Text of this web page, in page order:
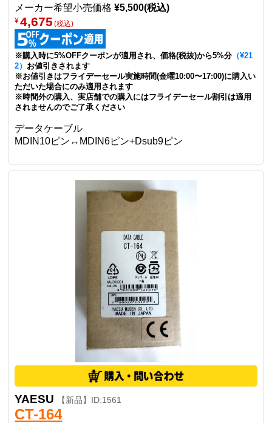
メーカー希望小売価格¥5,500(税込)
¥4,675 (税込)
※購入時に5%OFFクーポンが適用され、価格(税抜)から5%分（¥21
2） お値引きされます
※お値引きはフライデーセール実施時間(金曜10:00〜17:00)に購入い
ただいた場合にのみ適用されます
※時間外の購入、実店舗での購入にはフライデーセール割引は適用
されませんのでご了承ください
データケーブル
MDIN10ピン↔MDIN6ピン+Dsub9ピン
YAESU 【新品】ID:1561
CT-164